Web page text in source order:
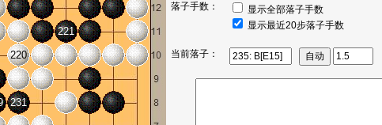
220
221
231
落子手数：
显示全部落子手数
显示最近20步落子手数
当前落子：